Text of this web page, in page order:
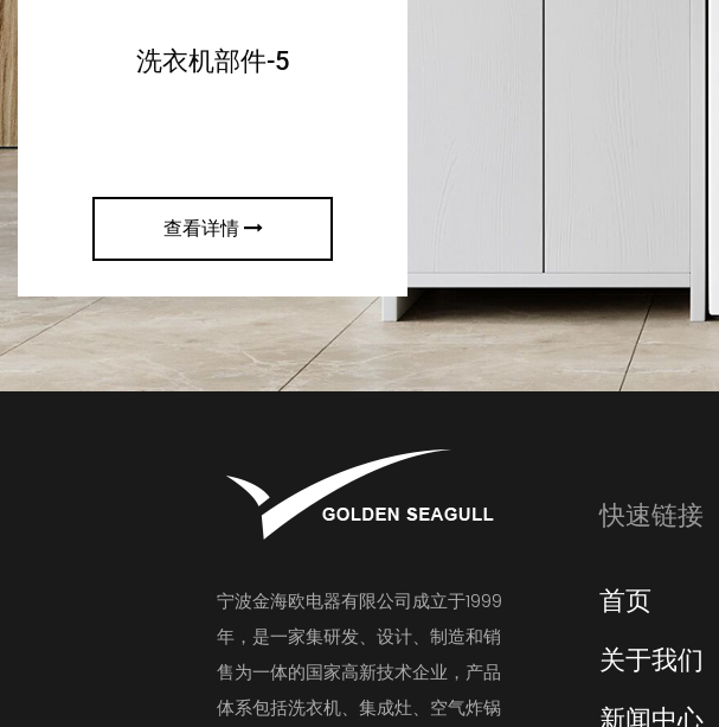
洗衣机部件-5
查看详情
宁波金海欧电器有限公司成立于1999
年，是一家集研发、设计、制造和销
售为一体的国家高新技术企业，产品
体系包括洗衣机、集成灶、空气炸锅
快速链接
首页
关于我们
新闻中心